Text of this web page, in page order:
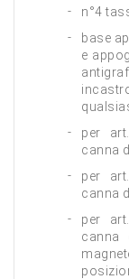
n°4
base
e
per
canna
per
canna
per
canna